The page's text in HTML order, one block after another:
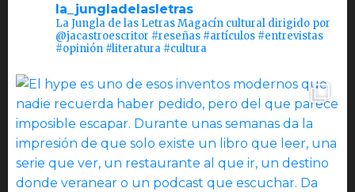
la_jungladelasletras
La Jungla de las Letras Magacín cultural dirigido por
@jacastroescritor #reseñas #artículos #entrevistas
#opinión #literatura #cultura